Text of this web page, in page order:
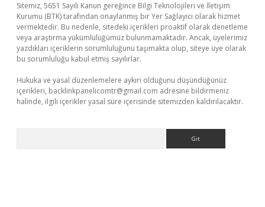
Sitemiz, 5651 Sayılı Kanun gereğince Bilgi Teknolojileri ve İletişim
Kurumu (BTK) tarafından onaylanmış bir Yer Sağlayıcı olarak hizmet
vermektedir. Bu nedenle, sitedeki içerikleri proaktif olarak denetleme
veya araştırma yükümlülüğümüz bulunmamaktadır. Ancak, üyelerimiz
yazdıkları içeriklerin sorumluluğunu taşımakta olup, siteye üye olarak
bu sorumluluğu kabul etmiş sayılırlar.
Hukuka ve yasal düzenlemelere aykırı olduğunu düşündüğünüz
içerikleri, backlinkpanelicomtr@gmail.com adresine bildirmeniz
halinde, ilgili içerikler yasal süre içerisinde sitemizden kaldırılacaktır.